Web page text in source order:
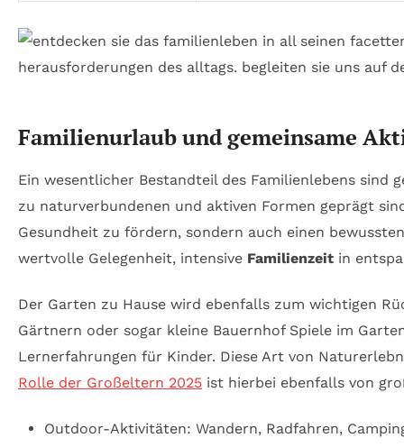
Familienurlaub und gemeinsame
Ein wesentlicher Bestandteil des Familienlebens sind
zu naturverbundenen und aktiven Formen geprägt
Gesundheit zu fördern, sondern auch einen
wertvolle Gelegenheit, intensive Familienzeit in
Der Garten zu Hause wird ebenfalls zum wichtigen
Gärtnern oder sogar kleine Bauernhof Spiele im
Lernerfahrungen für Kinder. Diese Art von
Rolle der Großeltern 2025 ist hierbei ebenfalls von
Outdoor-Aktivitäten: Wandern, Radfahren,